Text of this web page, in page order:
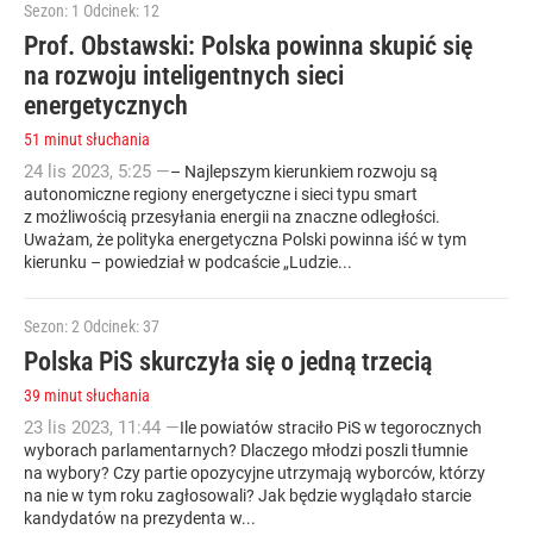
Sezon: 1 Odcinek: 12
Prof. Obstawski: Polska powinna skupić się
na rozwoju inteligentnych sieci
energetycznych
51 minut słuchania
24 lis 2023, 5:25 —– Najlepszym kierunkiem rozwoju są
autonomiczne regiony energetyczne i sieci typu smart
z możliwością przesyłania energii na znaczne odległości.
Uważam, że polityka energetyczna Polski powinna iść w tym
kierunku – powiedział w podcaście „Ludzie...
Sezon: 2 Odcinek: 37
Polska PiS skurczyła się o jedną trzecią
39 minut słuchania
23 lis 2023, 11:44 —Ile powiatów straciło PiS w tegorocznych
wyborach parlamentarnych? Dlaczego młodzi poszli tłumnie
na wybory? Czy partie opozycyjne utrzymają wyborców, którzy
na nie w tym roku zagłosowali? Jak będzie wyglądało starcie
kandydatów na prezydenta w...